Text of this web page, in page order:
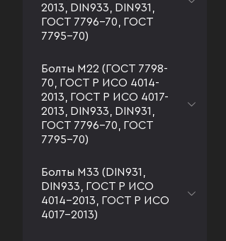
2013, DIN933, DIN931,
ГОСТ 7796-70, ГОСТ
7795-70)
Болты М22 (ГОСТ 7798-
70, ГОСТ Р ИСО 4014-
2013, ГОСТ Р ИСО 4017-
2013, DIN933, DIN931,
ГОСТ 7796-70, ГОСТ
7795-70)
Болты М33 (DIN931,
DIN933, ГОСТ Р ИСО
4014-2013, ГОСТ Р ИСО
4017-2013)